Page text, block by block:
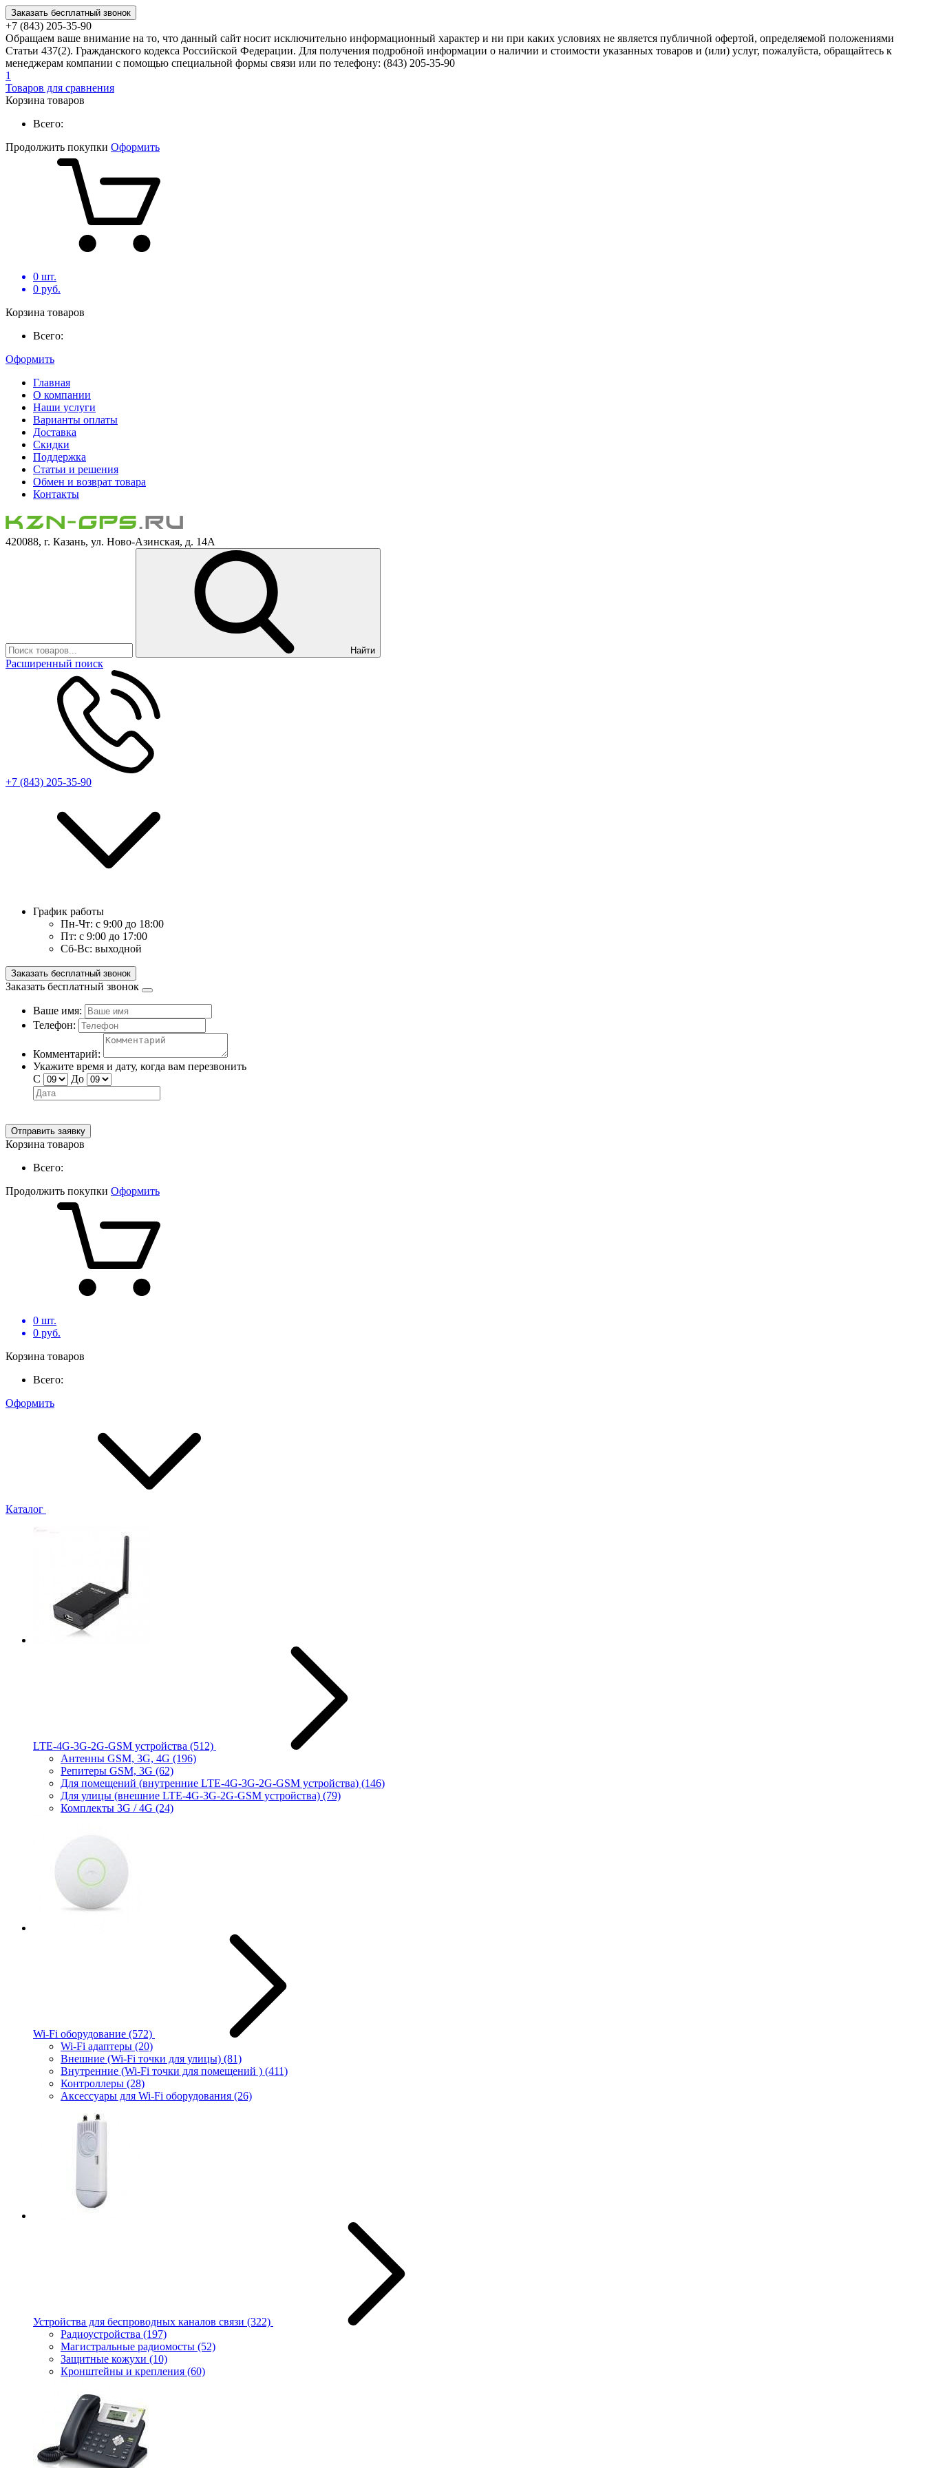
Заказать бесплатный звонок
+7 (843) 205-35-90
Обращаем ваше внимание на то, что данный сайт носит исключительно информационный характер и ни при каких условиях не является публичной офертой, определяемой положениями
Статьи 437(2). Гражданского кодекса Российской Федерации. Для получения подробной информации о наличии и стоимости указанных товаров и (или) услуг, пожалуйста, обращайтесь к
менеджерам компании с помощью специальной формы связи или по телефону: (843) 205-35-90
1
Товаров для сравнения
Корзина товаров
Всего:
Продолжить покупки Оформить
0 шт.
0 руб.
Корзина товаров
Всего:
Оформить
Главная
О компании
Наши услуги
Варианты оплаты
Доставка
Скидки
Поддержка
Статьи и решения
Обмен и возврат товара
Контакты
420088, г. Казань, ул. Ново-Азинская, д. 14А
Найти
Расширенный поиск
+7 (843) 205-35-90
График работы
Пн-Чт: с 9:00 до 18:00
Пт: с 9:00 до 17:00
Сб-Вс: выходной
Заказать бесплатный звонок
Заказать бесплатный звонок
Ваше имя:
Телефон:
Комментарий:
Укажите время и дату, когда вам перезвонить
С
До
Отправить заявку
Корзина товаров
Всего:
Продолжить покупки Оформить
0 шт.
0 руб.
Корзина товаров
Всего:
Оформить
Каталог
LTE-4G-3G-2G-GSM устройства (512)
Антенны GSM, 3G, 4G (196)
Репитеры GSM, 3G (62)
Для помещений (внутренние LTE-4G-3G-2G-GSM устройства) (146)
Для улицы (внешние LTE-4G-3G-2G-GSM устройства) (79)
Комплекты 3G / 4G (24)
Wi-Fi оборудование (572)
Wi-Fi адаптеры (20)
Внешние (Wi-Fi точки для улицы) (81)
Внутренние (Wi-Fi точки для помещений ) (411)
Контроллеры (28)
Аксессуары для Wi-Fi оборудования (26)
Устройства для беспроводных каналов связи (322)
Радиоустройства (197)
Магистральные радиомосты (52)
Защитные кожухи (10)
Кронштейны и крепления (60)